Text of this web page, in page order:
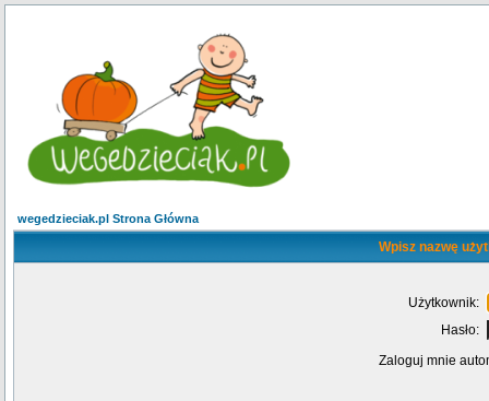
wegedzieciak.pl Strona Główna
Wpisz nazwę
Użytkownik:
Hasło:
Zaloguj mnie